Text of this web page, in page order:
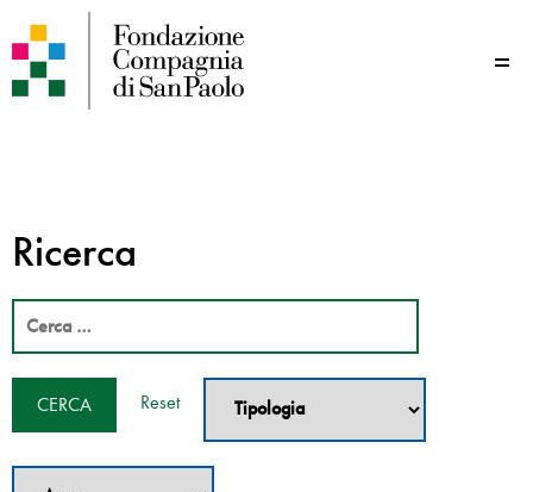
Ricerca
Reset